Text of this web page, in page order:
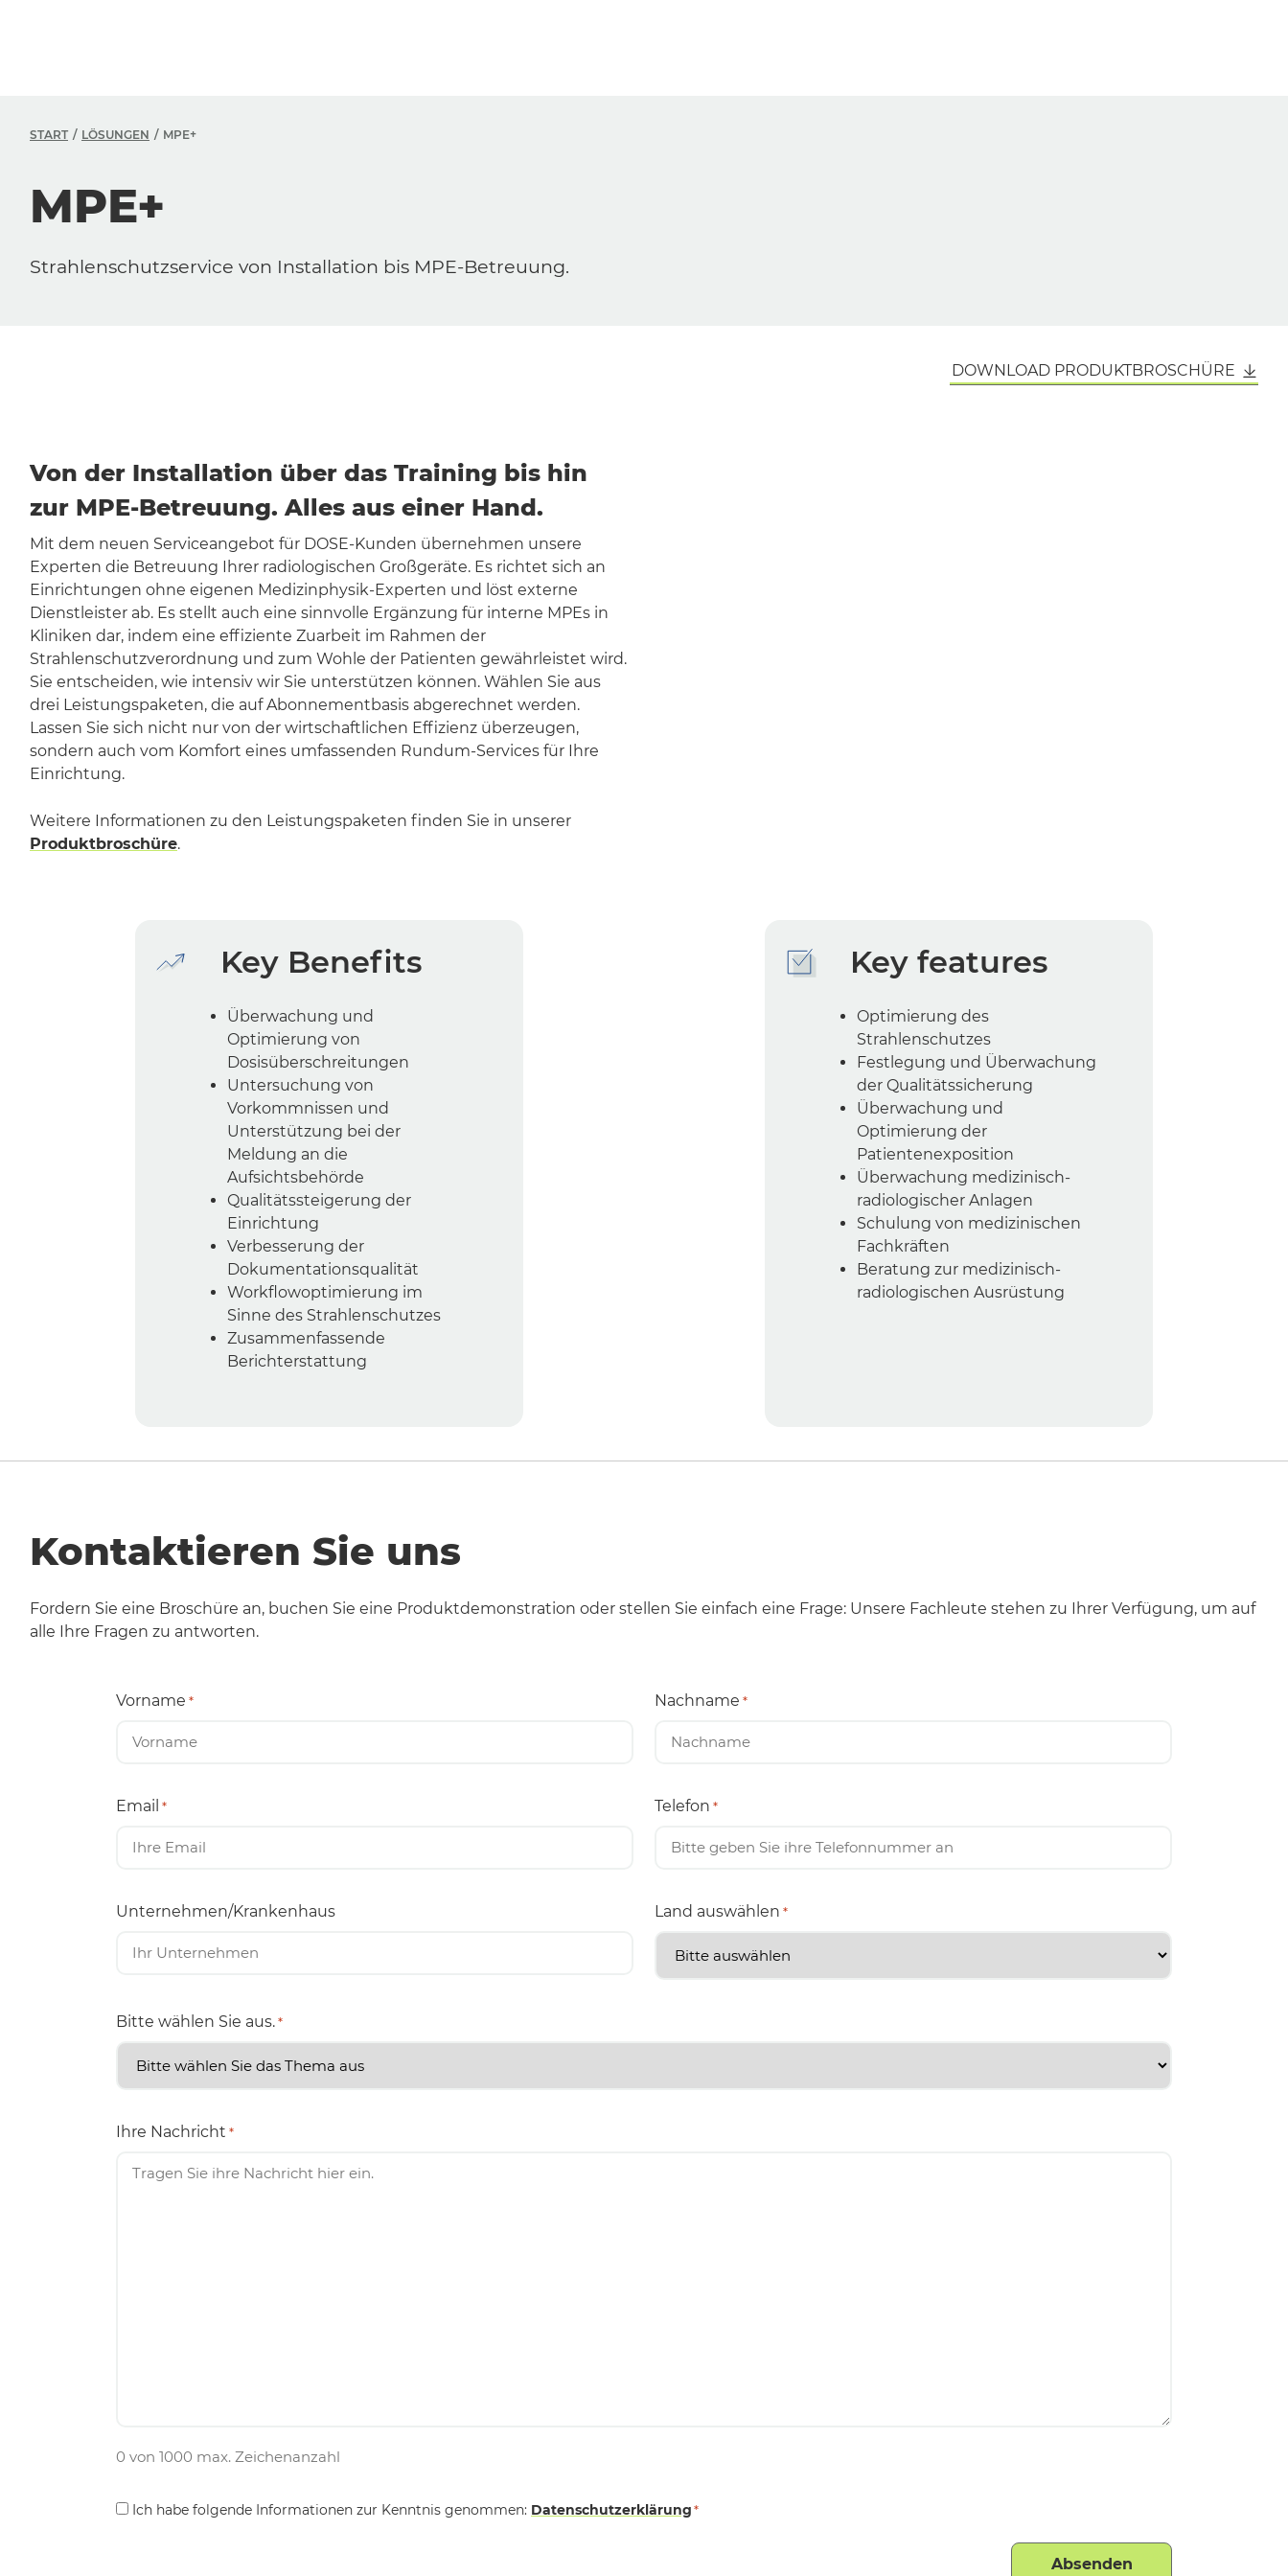
START LÖSUNGEN MPE+
MPE+
Strahlenschutzservice von Installation bis MPE-Betreuung.
DOWNLOAD PRODUKTBROSCHÜRE
Von der Installation über das Training bis hin
zur MPE-Betreuung. Alles aus einer Hand.
Mit dem neuen Serviceangebot für DOSE-Kunden übernehmen unsere
Experten die Betreuung Ihrer radiologischen Großgeräte. Es richtet sich an
Einrichtungen ohne eigenen Medizinphysik-Experten und löst externe
Dienstleister ab. Es stellt auch eine sinnvolle Ergänzung für interne MPEs in
Kliniken dar, indem eine effiziente Zuarbeit im Rahmen der
Strahlenschutzverordnung und zum Wohle der Patienten gewährleistet wird.
Sie entscheiden, wie intensiv wir Sie unterstützen können. Wählen Sie aus
drei Leistungspaketen, die auf Abonnementbasis abgerechnet werden.
Lassen Sie sich nicht nur von der wirtschaftlichen Effizienz überzeugen,
sondern auch vom Komfort eines umfassenden Rundum-Services für Ihre
Einrichtung.
Weitere Informationen zu den Leistungspaketen finden Sie in unserer
Produktbroschüre.
Key Benefits
Überwachung und
Optimierung von
Dosisüberschreitungen
Untersuchung von
Vorkommnissen und
Unterstützung bei der
Meldung an die
Aufsichtsbehörde
Qualitätssteigerung der
Einrichtung
Verbesserung der
Dokumentationsqualität
Workflowoptimierung im
Sinne des Strahlenschutzes
Zusammenfassende
Berichterstattung
Key features
Optimierung des
Strahlenschutzes
Festlegung und Überwachung
der Qualitätssicherung
Überwachung und
Optimierung der
Patientenexposition
Überwachung medizinisch-
radiologischer Anlagen
Schulung von medizinischen
Fachkräften
Beratung zur medizinisch-
radiologischen Ausrüstung
Kontaktieren Sie uns
Fordern Sie eine Broschüre an, buchen Sie eine Produktdemonstration oder stellen Sie einfach eine Frage: Unsere Fachleute stehen zu Ihrer Verfügung, um auf
alle Ihre Fragen zu antworten.
Vorname * Nachname *
Email * Telefon *
Unternehmen/Krankenhaus Land auswählen *
Bitte wählen Sie aus. *
Ihre Nachricht *
0 von 1000 max. Zeichenanzahl
Consent
Ich habe folgende Informationen zur Kenntnis genommen: Datenschutzerklärung*